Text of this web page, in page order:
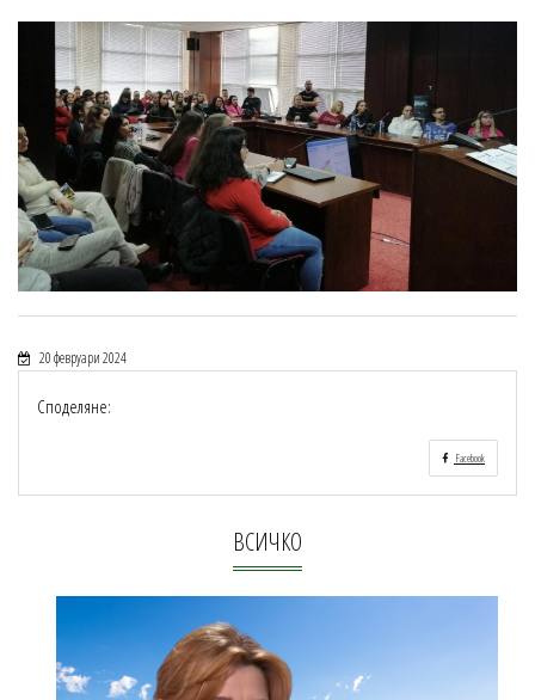
20 февруари 2024
Споделяне:
Facebook
ВСИЧКО